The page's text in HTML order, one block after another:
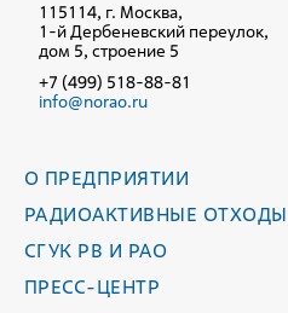
115114, г. Москва,
1-й Дербеневский переулок,
дом 5, строение 5
+7 (499) 518-88-81
info@norao.ru
О ПРЕДПРИЯТИИ
РАДИОАКТИВНЫЕ ОТХОДЫ
СГУК РВ И РАО
ПРЕСС-ЦЕНТР